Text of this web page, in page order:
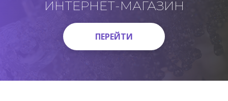
ИНТЕРНЕТ-МАГАЗИН
ПЕРЕЙТИ
ПЕРЕЙТИ